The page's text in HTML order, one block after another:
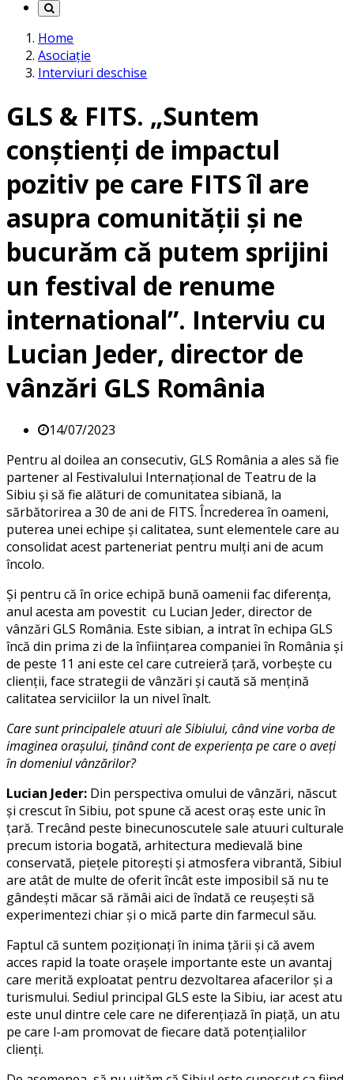
Home
Asociație
Interviuri deschise
GLS & FITS. „Suntem
conștienți de impactul
pozitiv pe care FITS îl are
asupra comunității și ne
bucurăm că putem sprijini
un festival de renume
international”. Interviu cu
Lucian Jeder, director de
vânzări GLS România
14/07/2023
Pentru al doilea an consecutiv, GLS România a ales să fie
partener al Festivalului Internațional de Teatru de la
Sibiu și să fie alături de comunitatea sibiană, la
sărbătorirea a 30 de ani de FITS. Încrederea în oameni,
puterea unei echipe și calitatea, sunt elementele care au
consolidat acest parteneriat pentru mulți ani de acum
încolo.
Și pentru că în orice echipă bună oamenii fac diferența,
anul acesta am povestit cu Lucian Jeder, director de
vânzări GLS România. Este sibian, a intrat în echipa GLS
încă din prima zi de la înființarea companiei în România și
de peste 11 ani este cel care cutreieră țară, vorbește cu
clienții, face strategii de vânzări și caută să mențină
calitatea serviciilor la un nivel înalt.
Care sunt principalele atuuri ale Sibiului, când vine vorba de
imaginea orașului, ținând cont de experiența pe care o aveți
în domeniul vânzărilor?
Lucian Jeder: Din perspectiva omului de vânzări, născut
și crescut în Sibiu, pot spune că acest oraș este unic în
țară. Trecând peste binecunoscutele sale atuuri culturale
precum istoria bogată, arhitectura medievală bine
conservată, piețele pitorești și atmosfera vibrantă, Sibiul
are atât de multe de oferit încât este imposibil să nu te
gândești măcar să rămâi aici de îndată ce reușești să
experimentezi chiar și o mică parte din farmecul său.
Faptul că suntem poziționați în inima țării și că avem
acces rapid la toate orașele importante este un avantaj
care merită exploatat pentru dezvoltarea afacerilor și a
turismului. Sediul principal GLS este la Sibiu, iar acest atu
este unul dintre cele care ne diferențiază în piață, un atu
pe care l-am promovat de fiecare dată potențialilor
clienți.